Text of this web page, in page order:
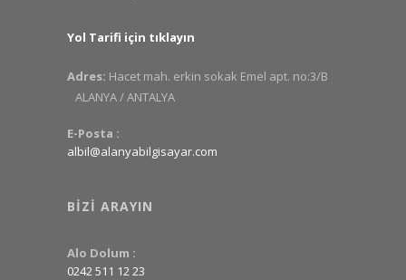
Yol Tarifi için tıklayın
Adres: Hacet mah. erkin sokak Emel apt. no:3/B
ALANYA / ANTALYA
E-Posta :
albil@alanyabilgisayar.com
BIZI ARAYIN
Alo Dolum :
0242 511 12 23